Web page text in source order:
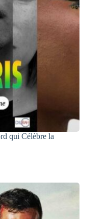
qui Célèbre la